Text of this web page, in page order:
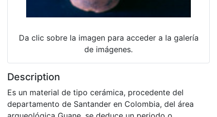
Da clic sobre la imagen para acceder a la galería
de imágenes.
Description
Es un material de tipo cerámica, procedente del
departamento de Santander en Colombia, del área